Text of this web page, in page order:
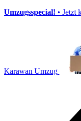
Umzugsspecial! • Jetzt
Karawan Umzug